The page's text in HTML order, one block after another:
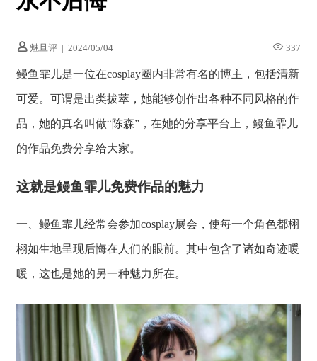
魅旦评 | 2024/05/04 337
鳗鱼霏儿是一位在cosplay圈内非常有名的博主，包括清新
可爱。可谓是出类拔萃，她能够创作出各种不同风格的作
品，她的真名叫做“陈森”，在她的分享平台上，鳗鱼霏儿
的作品免费分享给大家。
这就是鳗鱼霏儿免费作品的魅力
一、鳗鱼霏儿经常会参加cosplay展会，使每一个角色都栩
栩如生地呈现后悔在人们的眼前。其中包含了诸如奇迹暖
暖，这也是她的另一种魅力所在。